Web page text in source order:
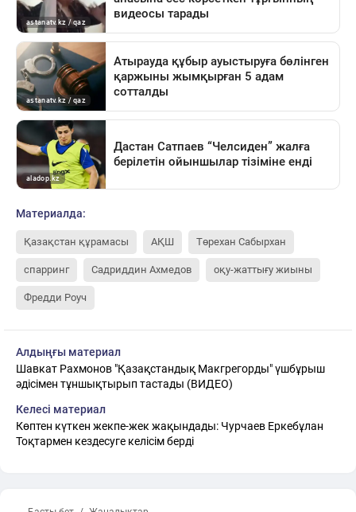
Материалда:
Қазақстан құрамасы АҚШ Төрехан Сабырхан
спарринг Садриддин Ахмедов оқу-жаттығу жиыны
Фредди Роуч
Алдыңғы материал
Шавкат Рахмонов "Қазақстандық Макгрегорды" үшбұрыш
әдісімен тұншықтырып тастады (ВИДЕО)
Келесі материал
Көптен күткен жекпе-жек жақындады: Чурчаев Еркебұлан
Тоқтармен кездесуге келісім берді